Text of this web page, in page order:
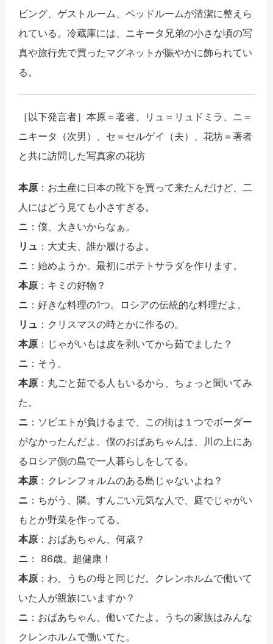
ビング、ゲストルーム、ベッドルームが清潔に整えら
れている。冷蔵庫には、ニキータ兄弟の小さな頃の写
真や旅行先で買ったマグネットが賑やかに飾られてい
る。
［以下発言者］本原＝著者、リュ＝リュドミラ、ニ＝
ニキータ（次男）、セ＝セルゲイ（夫）、花坊＝著者
と共に訪問した写真家の花坊
本原 ：お土産に日本の靴下を買って来たんだけど、二
人にはどう見ても小さすぎる。
ニ ：僕、大きいからなぁ。
リュ ：大丈夫、誰か履けるよ。
ニ ：始めようか。最初にポテトサラダを作ります。
本原 ：キミの好物？
ニ ：好きな料理の1つ。ロシアの伝統的な料理だよ。
リュ ：クリスマスの時とかに作るの。
本原 ：じゃがいもは皮を剥いてから茹でました？
ニ ：そう。
本原 ：丸ごと茹でる人もいるから、ちょっと聞いてみ
た。
ニ ：ソビエトが負けるまで、この街は１つでボーダー
がなかったんだよ。僕のおばあちゃんは、川の上にあ
るロシア側の島で一人暮らしをしてる。
本原 ：クレンフォルムのある島じゃないよね？
ニ ：ちがう、隣。すんごい元気な人で、庭でじゃがい
もとか野菜を作ってる。
本原 ：おばあちゃん、何歳？
ニ ： 86歳。超健康！
本原 ：わ、うちの母と同じだ。クレンホルムで働いて
いた人が親族にいますか？
ニ ：おばあちゃん、働いてたよ。うちの家族はみんな
クレンホルムで働いてた。